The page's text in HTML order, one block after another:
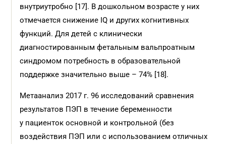
внутриутробно [17]. В дошкольном возрасте у них
отмечается снижение IQ и других когнитивных
функций. Для детей с клинически
диагностированным фетальным вальпроатным
синдромом потребность в образовательной
поддержке значительно выше – 74% [18].
Метаанализ 2017 г. 96 исследований сравнения
результатов ПЭП в течение беременности
у пациенток основной и контрольной (без
воздействия ПЭП или с использованием отличных